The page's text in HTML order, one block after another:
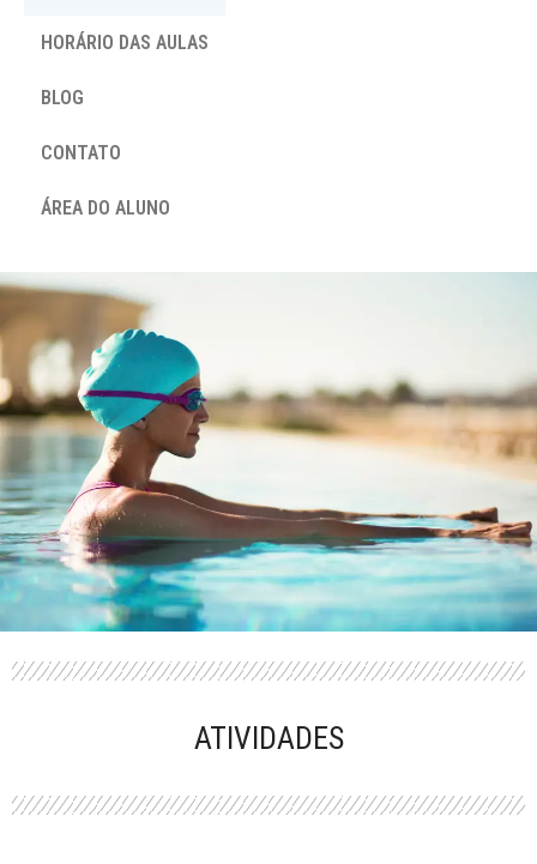
HORÁRIO DAS AULAS
BLOG
CONTATO
ÁREA DO ALUNO
PERFORMANCE
ATIVIDADES